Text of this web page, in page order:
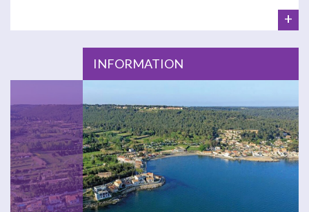
+
INFORMATION